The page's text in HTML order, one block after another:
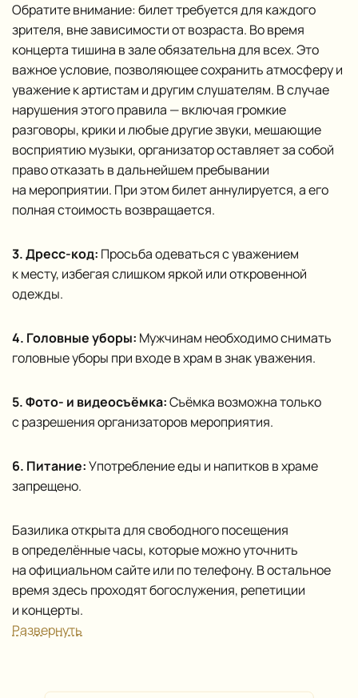
Обратите внимание: билет требуется для каждого
зрителя, вне зависимости от возраста. Во время
концерта тишина в зале обязательна для всех. Это
важное условие, позволяющее сохранить атмосферу и
уважение к артистам и другим слушателям. В случае
нарушения этого правила — включая громкие
разговоры, крики и любые другие звуки, мешающие
восприятию музыки, организатор оставляет за собой
право отказать в дальнейшем пребывании
на мероприятии. При этом билет аннулируется, а его
полная стоимость возвращается.
3. Дресс-код: Просьба одеваться с уважением
к месту, избегая слишком яркой или откровенной
одежды.
4. Головные уборы: Мужчинам необходимо снимать
головные уборы при входе в храм в знак уважения.
5. Фото- и видеосъёмка:Съёмка возможна только
с разрешения организаторов мероприятия.
6. Питание:Употребление еды и напитков в храме
запрещено.
Базилика открыта для свободного посещения
в определённые часы, которые можно уточнить
на официальном сайте или по телефону. В остальное
время здесь проходят богослужения, репетиции
и концерты.
Развернуть